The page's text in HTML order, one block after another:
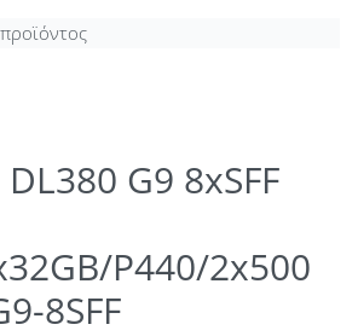
G9 8xSFF
P440/2x500
8SFF